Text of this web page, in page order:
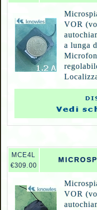
VOR
a lunga
MCE4L
€309.00
VOR